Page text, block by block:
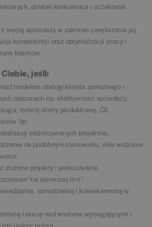
działań konkurencji i oczekiwań
z siecią sprzedaży w zakresie zwiększania jej
kompetencji oraz optymalizacji pracy i
klientów.
jeśli:
modelem obsługi klienta zamożnego i
obszarach np. efektywność sprzedaży,
rozwój oferty produktowej, CX,
itp.
zróżnicowanych projektów.
na podobnym stanowisku, mile widziane
złożone projekty i jednocześnie
"na pierwszej linii".
samodzielną i konsekwentną w
i pracę nad wieloma wymagającymi i